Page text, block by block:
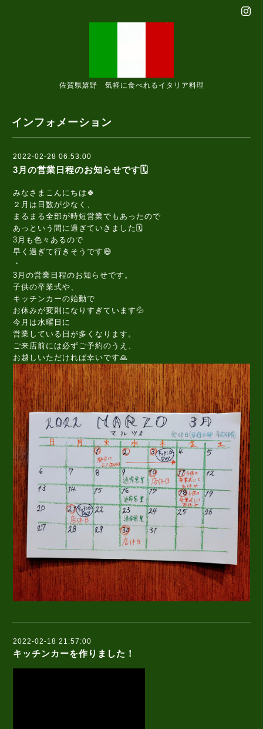
佐賀県嬉野 気軽に食べれるイタリア料理
インフォメーション
2022-02-28 06:53:00
3月の営業日程のお知らせです🗓️
みなさまこんにちは🍀
２月は日数が少なく、
まるまる全部が時短営業でもあったので
あっという間に過ぎていきました🗓️
3月も色々あるので
早く過ぎて行きそうです😅
・
3月の営業日程のお知らせです。
子供の卒業式や、
キッチンカーの始動で
お休みが変則になりすぎています💦
今月は水曜日に
営業している日が多くなります。
ご来店前には必ずご予約のうえ、
お越しいただければ幸いです🙏
2022-02-18 21:57:00
キッチンカーを作りました！